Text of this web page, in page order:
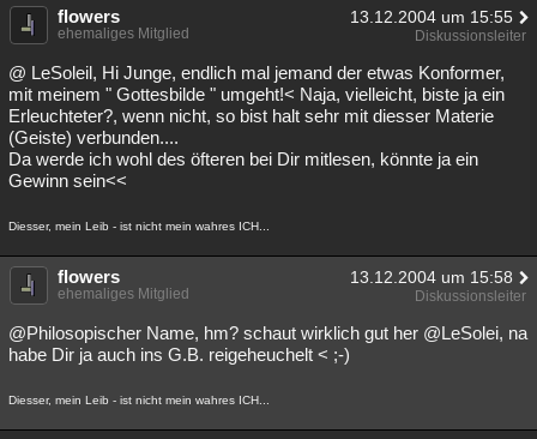
flowers 13.12.2004 um 15:55
ehemaliges Mitglied Diskussionsleiter
@ LeSoleil, Hi Junge, endlich mal jemand der etwas Konformer,
mit meinem " Gottesbilde " umgeht!< Naja, vielleicht, biste ja ein
Erleuchteter?, wenn nicht, so bist halt sehr mit diesser Materie
(Geiste) verbunden....
Da werde ich wohl des öfteren bei Dir mitlesen, könnte ja ein
Gewinn sein<<
Diesser, mein Leib - ist nicht mein wahres ICH...
flowers 13.12.2004 um 15:58
ehemaliges Mitglied Diskussionsleiter
@Philosopischer Name, hm? schaut wirklich gut her @LeSolei, na
habe Dir ja auch ins G.B. reigeheuchelt < ;-)
Diesser, mein Leib - ist nicht mein wahres ICH...